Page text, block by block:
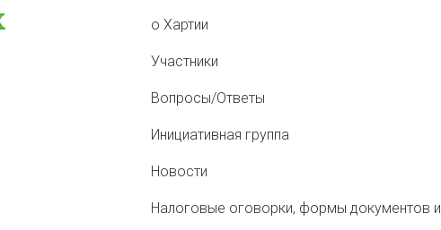
о Хартии
Участники
Вопросы/Ответы
Инициативная группа
Новости
Налоговые оговорки, формы документов и